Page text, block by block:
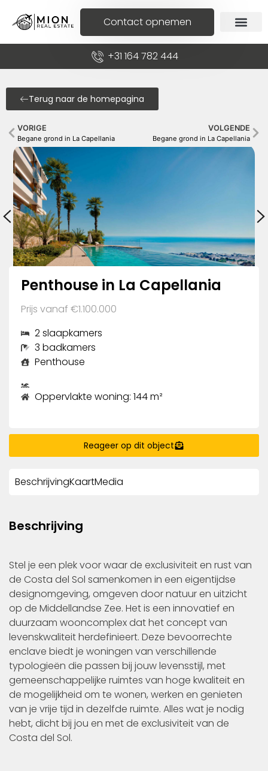
Contact opnemen
+31 164 782 444
Terug naar de homepagina
VORIGE
Begane grond in La Capellania
VOLGENDE
Begane grond in La Capellania
Penthouse in La Capellania
Prijs vanaf €1.100.000
2 slaapkamers
3 badkamers
Penthouse
Oppervlakte woning: 144 m²
Reageer op dit object
BeschrijvingKaartMedia
Beschrijving
Stel je een plek voor waar de exclusiviteit en rust van
de Costa del Sol samenkomen in een eigentijdse
designomgeving, omgeven door natuur en uitzicht
op de Middellandse Zee. Het is een innovatief en
duurzaam wooncomplex dat het concept van
levenskwaliteit herdefinieert. Deze bevoorrechte
enclave biedt je woningen van verschillende
typologieën die passen bij jouw levensstijl, met
gemeenschappelijke ruimtes van hoge kwaliteit en
de mogelijkheid om te wonen, werken en genieten
van je vrije tijd in dezelfde ruimte. Alles wat je nodig
hebt, dicht bij jou en met de exclusiviteit van de
Costa del Sol.